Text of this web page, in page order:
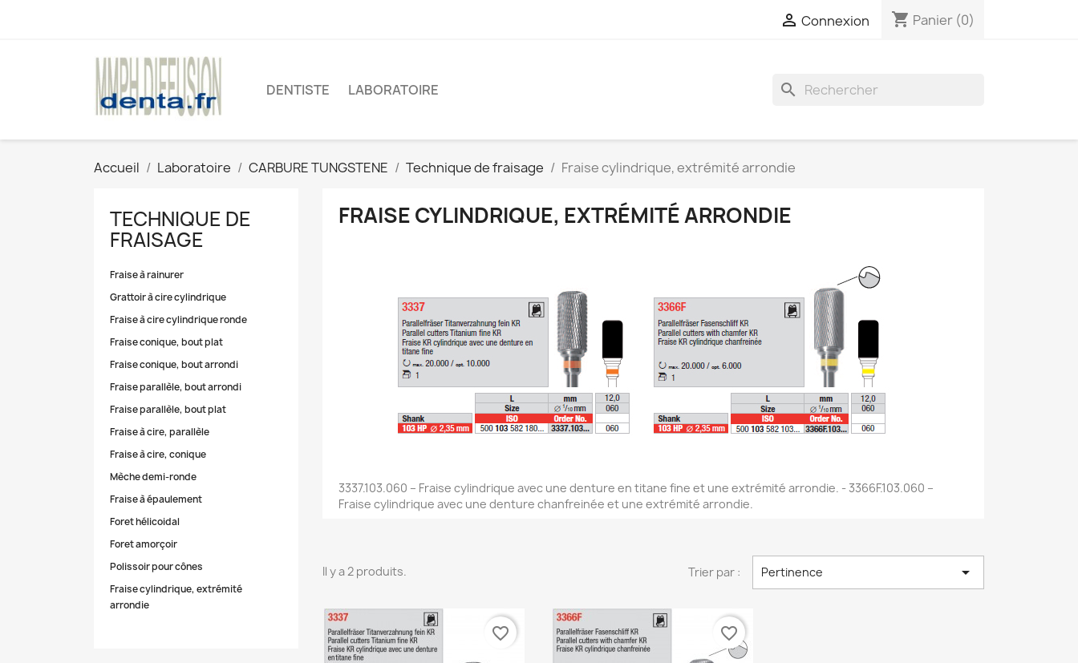
 Connexion shopping_cart Panier (0)
DENTISTE LABORATOIRE search
Accueil Laboratoire CARBURE TUNGSTENE Technique de fraisage Fraise cylindrique, extrémité arrondie
TECHNIQUE DE
FRAISAGE
Fraise à rainurer
Grattoir à cire cylindrique
Fraise à cire cylindrique ronde
Fraise conique, bout plat
Fraise conique, bout arrondi
Fraise parallèle, bout arrondi
Fraise parallèle, bout plat
Fraise à cire, parallèle
Fraise à cire, conique
Mèche demi-ronde
Fraise à épaulement
Foret hélicoidal
Foret amorçoir
Polissoir pour cônes
Fraise cylindrique, extrémité
arrondie
FRAISE CYLINDRIQUE, EXTRÉMITÉ ARRONDIE
3337.103.060 – Fraise cylindrique avec une denture en titane fine et une extrémité arrondie. - 3366F.103.060 –
Fraise cylindrique avec une denture chanfreinée et une extrémité arrondie.
Il y a 2 produits. Trier par : Pertinence 
favorite_border favorite_border